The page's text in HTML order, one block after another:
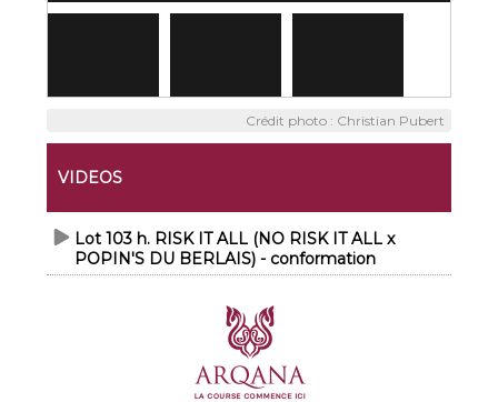
Crédit photo : Christian Pubert
VIDEOS
Lot 103 h. RISK IT ALL (NO RISK IT ALL x
POPIN'S DU BERLAIS) - conformation